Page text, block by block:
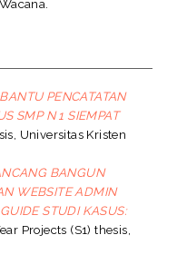
PENCATATAN
SMP N 1 SIEMPAT
Universitas Kristen
BANGUN
WEBSITE ADMIN
STUDI KASUS:
Projects (S1) thesis,